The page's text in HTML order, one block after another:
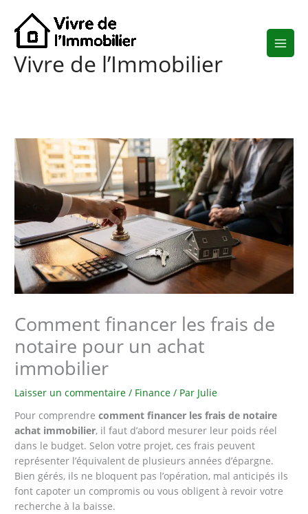
contenu
Vivre de l’Immobilier
Comment financer les frais de
notaire pour un achat
immobilier
Laisser un commentaire / Finance / Par Julie
Pour comprendrecomment financer les frais de notaire
achat immobilier, il faut d’abord mesurer leur poids réel
dans le budget. Selon votre projet, ces frais peuvent
représenter l’équivalent de plusieurs années d’épargne.
Bien gérés, ils ne bloquent pas l’opération, mal anticipés ils
font capoter un compromis ou vous obligent à revoir votre
recherche à la baisse.